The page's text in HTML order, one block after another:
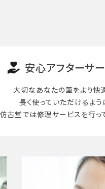
安心アフターサ
大切なあなたの筆をより快
長く使って いただけるよう
仿古堂では修理サービスを行っ